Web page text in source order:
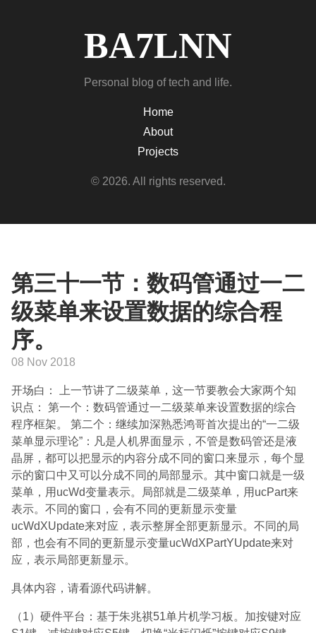
BA7LNN
Personal blog of tech and life.
Home
About
Projects
© 2026. All rights reserved.
第三十一节：数码管通过一二
级菜单来设置数据的综合程
序。
08 Nov 2018
开场白： 上一节讲了二级菜单，这一节要教会大家两个知
识点： 第一个：数码管通过一二级菜单来设置数据的综合
程序框架。 第二个：继续加深熟悉鸿哥首次提出的“一二级
菜单显示理论”：凡是人机界面显示，不管是数码管还是液
晶屏，都可以把显示的内容分成不同的窗口来显示，每个显
示的窗口中又可以分成不同的局部显示。其中窗口就是一级
菜单，用ucWd变量表示。局部就是二级菜单，用ucPart来
表示。不同的窗口，会有不同的更新显示变量
ucWdXUpdate来对应，表示整屏全部更新显示。不同的局
部，也会有不同的更新显示变量ucWdXPartYUpdate来对
应，表示局部更新显示。
具体内容，请看源代码讲解。
（1）硬件平台：基于朱兆祺51单片机学习板。加按键对应